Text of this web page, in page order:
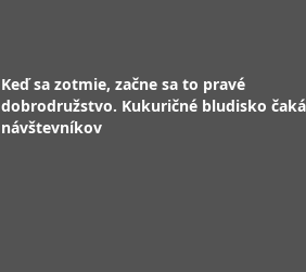
Keď sa zotmie, začne sa to pravé
dobrodružstvo. Kukuričné bludisko
návštevníkov